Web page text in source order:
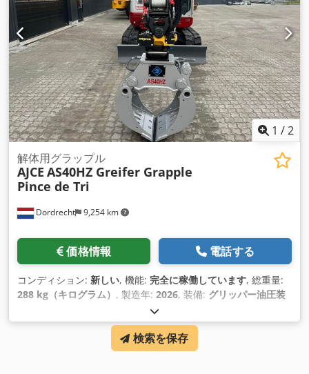
1 /2
Dordrecht 9,254 km
解体用グラップル
AJCE AS40HZ Greifer Grapple
Pince de Tri
価格情報 電話する
コンディション: 新しい, 機能: 完全に稼働しています, 総重量:
288 kg（キログラム） , 製造年: 2026, 装備: グリッパー油圧装
検索を保存